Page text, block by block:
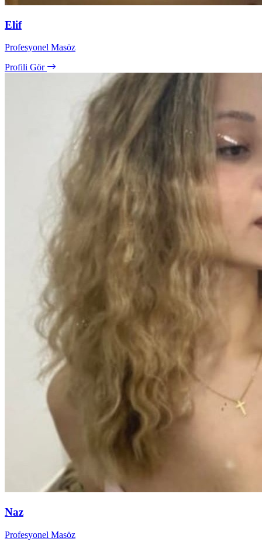
Elif
Profesyonel Masöz
Profili Gör
Naz
Profesyonel Masöz